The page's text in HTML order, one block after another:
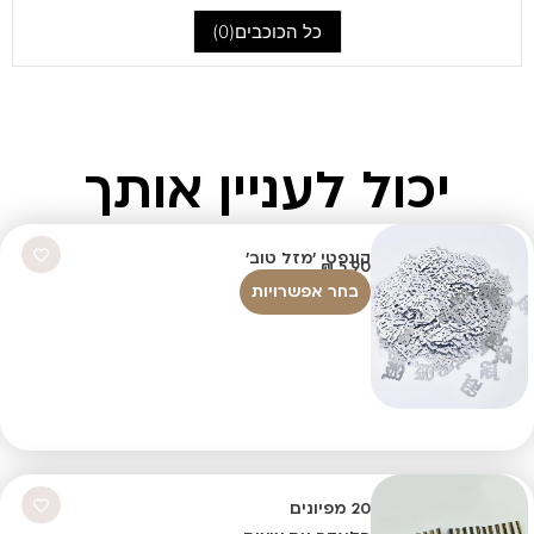
כל הכוכבים(0
)
יכול לעניין אותך
קונפטי 'מזל טוב'
₪5.90
בחר אפשרויות
20 מפיונים